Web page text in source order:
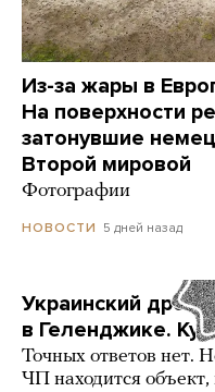
Из-за жары в
На поверхности
затонувшие
Второй мировой
Фотографии
НОВОСТИ 5 дней назад
Украинский дрон
в Геленджике.
Точных ответов нет.
ЧП находится